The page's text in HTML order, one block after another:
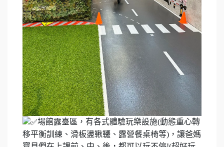
場館露臺區，有各式體驗玩樂設施(動態重心轉
移平衡訓練、滑板盪鞦韆、露營餐桌椅等)，讓爸媽